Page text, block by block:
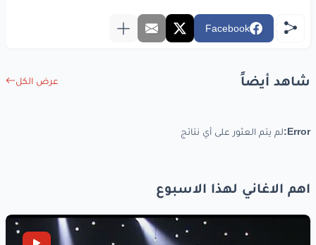
قوليليوينعلى
يا نور
Facebook
شاهد أيضاً عرض الكل
Error: لم يتم العثور على أي نتائج
اهم الاغاني لهذا الاسبوع